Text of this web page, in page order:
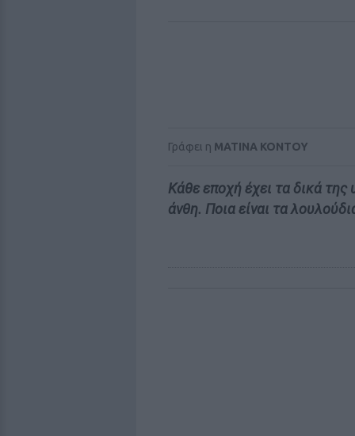
Γράφει η MATINA KONTOY
Κάθε εποχή έχει τα δικά
άνθη. Ποια είναι τα